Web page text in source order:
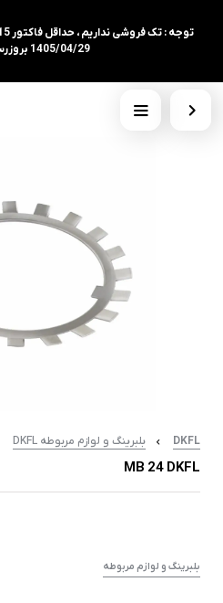
1405/04/29 بروزرسانی شدند.
DKFL بلبرینگ و لوازم مربوطه DKFL
MB 24 DKFL
بلبرینگ و لوازم مربوطه